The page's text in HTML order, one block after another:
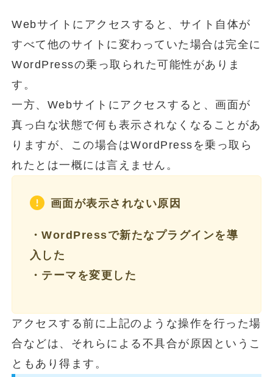
Webサイトにアクセスすると、サイト自体が
すべて他のサイトに変わっていた場合は完全に
WordPressの乗っ取られた可能性がありま
す。
一方、Webサイトにアクセスすると、画面が
真っ白な状態で何も表示されなくなることがあ
りますが、この場合はWordPressを乗っ取ら
れたとは一概には言えません。
画面が表示されない原因
・WordPressで新たなプラグインを導
入した
・テーマを変更した
アクセスする前に上記のような操作を行った場
合などは、それらによる不具合が原因というこ
ともあり得ます。